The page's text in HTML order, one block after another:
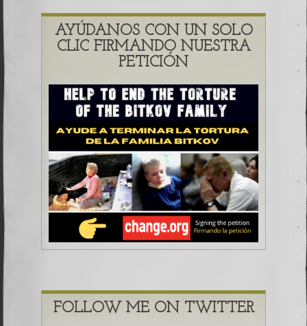
AYÚDANOS CON UN SOLO
CLIC FIRMANDO NUESTRA
PETICIÓN
FOLLOW ME ON TWITTER